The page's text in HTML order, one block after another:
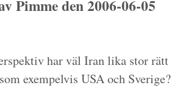
Pimme den 2006-06-05
har väl Iran lika stor rätt
exempelvis USA och Sverige?